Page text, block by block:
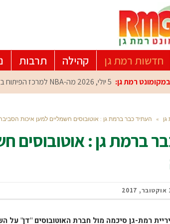
חדשות רמת גן קהילה תרבות
רמת גן: 5 יולי, 2026 מה-NBA למרכז הפיתוח ברמת גן: עומרי כספי במפגש הוקרה מיוחד
» העתיד כבר ברמת גן : אוטובוסים חשמליים למען איכות
ברמת גן : אוטובוסים
רמת-גן סיכמה מול חברת האוטובוסים "דן" על